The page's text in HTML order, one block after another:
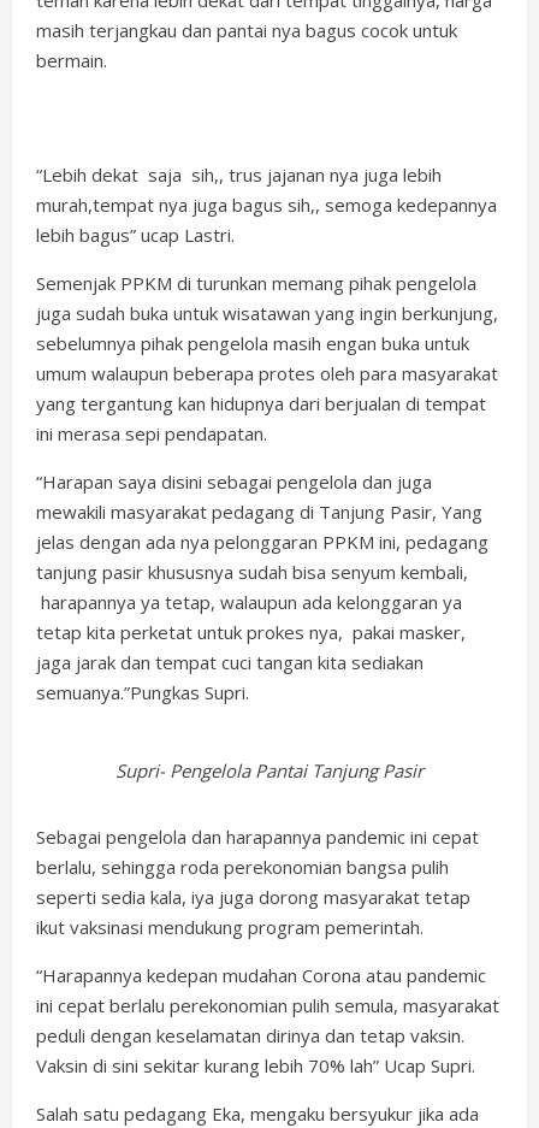
masih terjangkau dan pantai nya bagus cocok untuk
bermain.
“Lebih dekat saja sih,, trus jajanan nya juga lebih
murah,tempat nya juga bagus sih,, semoga kedepannya
lebih bagus” ucap Lastri.
Semenjak PPKM di turunkan memang pihak pengelola
juga sudah buka untuk wisatawan yang ingin berkunjung,
sebelumnya pihak pengelola masih engan buka untuk
umum walaupun beberapa protes oleh para masyarakat
yang tergantung kan hidupnya dari berjualan di tempat
ini merasa sepi pendapatan.
“Harapan saya disini sebagai pengelola dan juga
mewakili masyarakat pedagang di Tanjung Pasir, Yang
jelas dengan ada nya pelonggaran PPKM ini, pedagang
tanjung pasir khususnya sudah bisa senyum kembali,
harapannya ya tetap, walaupun ada kelonggaran ya
tetap kita perketat untuk prokes nya, pakai masker,
jaga jarak dan tempat cuci tangan kita sediakan
semuanya.”Pungkas Supri.
Supri- Pengelola Pantai Tanjung Pasir
Sebagai pengelola dan harapannya pandemic ini cepat
berlalu, sehingga roda perekonomian bangsa pulih
seperti sedia kala, iya juga dorong masyarakat tetap
ikut vaksinasi mendukung program pemerintah.
“Harapannya kedepan mudahan Corona atau pandemic
ini cepat berlalu perekonomian pulih semula, masyarakat
peduli dengan keselamatan dirinya dan tetap vaksin.
Vaksin di sini sekitar kurang lebih 70% lah” Ucap Supri.
Salah satu pedagang Eka, mengaku bersyukur jika ada